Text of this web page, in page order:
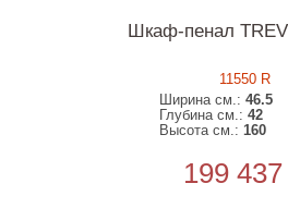
Шкаф-пенал
11550 R
Ширина см.:46.5
Глубина см.:42
Высота см.:160
199